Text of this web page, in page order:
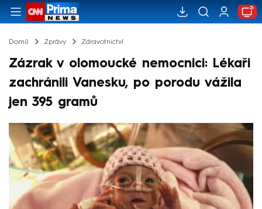
Domů Zprávy Zdravotnictví
Zázrak v olomoucké nemocnici: Lékaři
zachránili Vanesku, po porodu vážila
jen 395 gramů